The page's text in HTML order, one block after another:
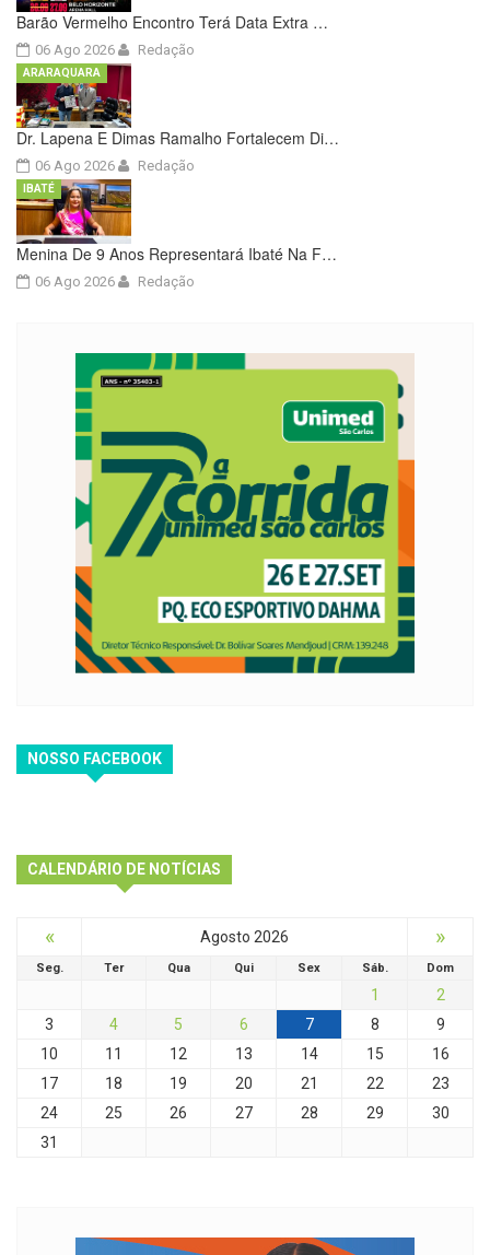
Barão Vermelho Encontro Terá Data Extra …
06 Ago 2026 Redação
Dr. Lapena E Dimas Ramalho Fortalecem Di…
06 Ago 2026
ARARAQUARA
Redação
Menina De 9 Anos Representará Ibaté Na F…
06 Ago 2026
IBATÉ
Redação
NOSSO FACEBOOK
CALENDÁRIO DE NOTÍCIAS
« Agosto 2026 »
Seg. Ter Qua Qui Sex Sáb. Dom
1
2
3
4 5 6 7 8
9
10
11 12 13 14 15
16
17
18 19 20 21 22
23
24
25 26 27 28 29
30
31